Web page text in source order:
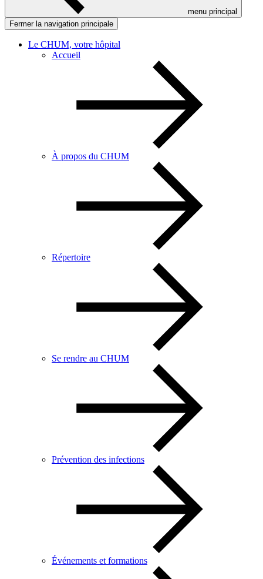
menu principal
Fermer la navigation principale
Le CHUM, votre hôpital
Accueil
À propos du CHUM
Répertoire
Se rendre au CHUM
Prévention des infections
Événements et formations